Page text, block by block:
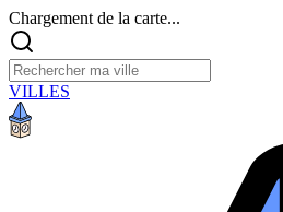
Chargement de la carte...
VILLES